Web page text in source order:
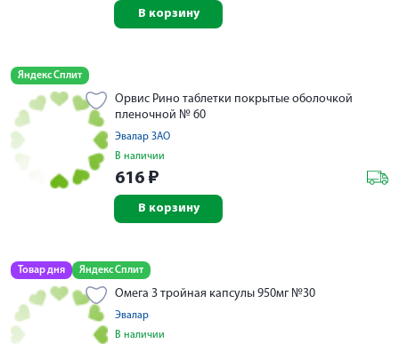
В корзину
Яндекс Сплит
Орвис Рино таблетки покрытые оболочкой
пленочной № 60
Эвалар ЗАО
В наличии
616 ₽
В корзину
Товар дня Яндекс Сплит
Омега 3 тройная капсулы 950мг №30
Эвалар
В наличии